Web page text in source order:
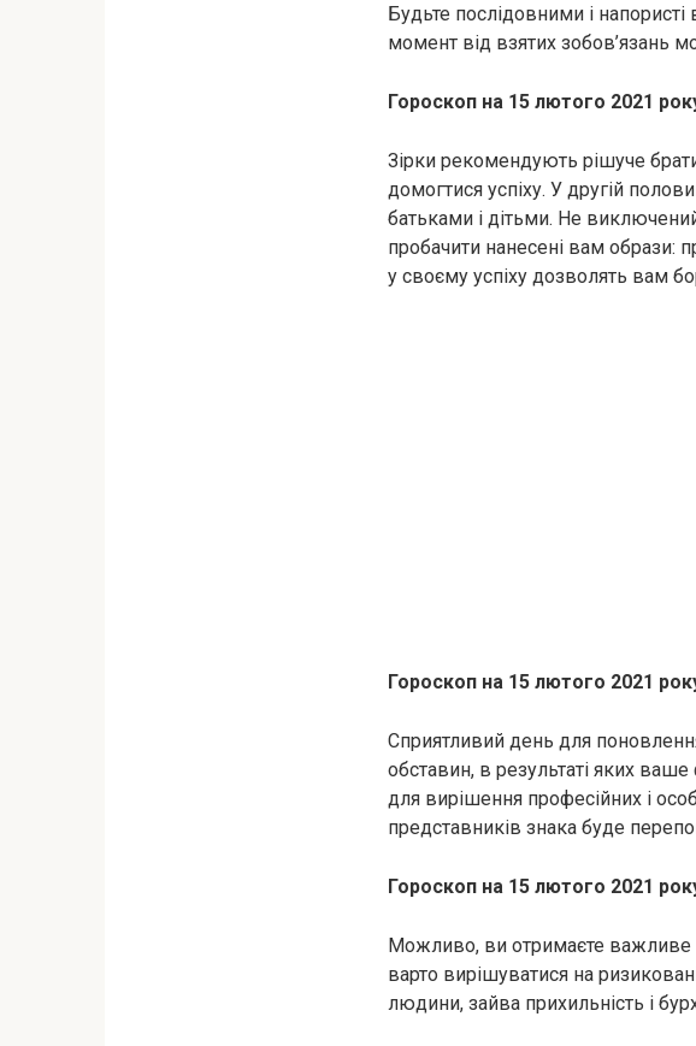
Будьте послідовними і
момент від взятих зобов’язань
Гороскоп на 15 лютого 2021
Зірки рекомендують рішуче
домогтися успіху. У другій
батьками і дітьми. Не
пробачити нанесені вам образи:
у своєму успіху дозволять вам
Гороскоп на 15 лютого 2021
Сприятливий день для
обставин, в результаті яких
для вирішення професійних і
представників знака буде
Гороскоп на 15 лютого 2021
Можливо, ви отримаєте важливе
варто вирішуватися на
людини, зайва прихильність і